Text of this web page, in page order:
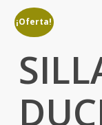
¡Oferta!